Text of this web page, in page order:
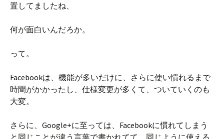
置してましたね、
何が面白いんだろか。
って。
Facebookは、機能が多いだけに、さらに使い慣れるまで
時間がかかったし、仕様変更が多くて、ついていくのも
大変。
さらに、Google+に至っては、Facebookに慣れてしまう
と同じことが違う言葉で書かれてて、同じように使える